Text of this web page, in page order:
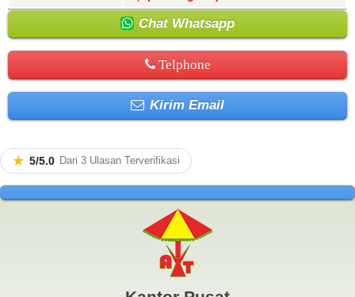
Chat Whatsapp
Telphone
Kirim Email
★ 5/5.0 Dari 3 Ulasan Terverifikasi